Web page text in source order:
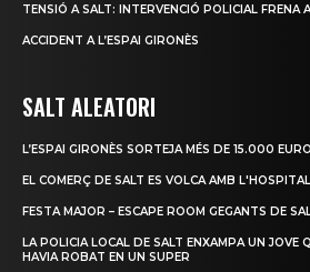
TENSIÓ A SALT: INTERVENCIÓ POLICIAL FRENA
ACCIDENT A L’ESPAI GIRONÈS
SALT ALEATORI
L’ESPAI GIRONÈS SORTEJA MÉS DE 15.000
EL COMERÇ DE SALT ES VOLCA AMB
FESTA MAJOR – ESCAPE ROOM GEGANTS DE
LA POLICIA LOCAL DE SALT ENXAMPA UN JOVE
HAVIA ROBAT EN UN SUPER